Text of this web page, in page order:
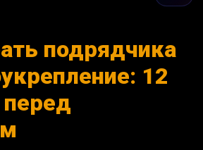
подрядчика
12
перед